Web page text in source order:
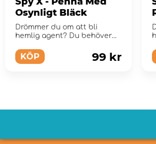
Osynligt Bläck
Drömmer du om att bli
hemlig agent? Du behöver
KÖP 99 kr